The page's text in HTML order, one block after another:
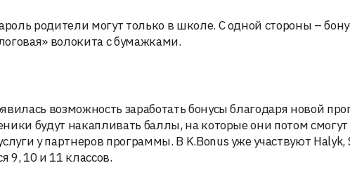
родители могут только в школе. С одной стороны –
волокита с бумажками.
возможность заработать бонусы благодаря новой
будут накапливать баллы, на которые они потом смогут
у партнеров программы. В K.Bonus уже участвуют Halyk,
9, 10 и 11 классов.